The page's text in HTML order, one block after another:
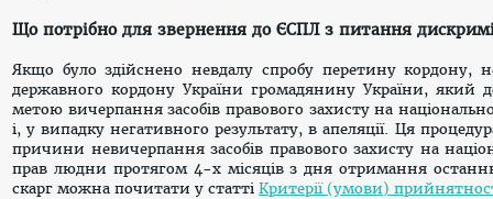
Що потрібно для звернення до ЄСПЛз питання
Якщо було здійснено невдалу спробу перетину кордону,
державного кордону України громадянину України, який
метою вичерпання засобів правового захисту на
і, у випадку негативного результату, в апеляції. Ця
причини невичерпання засобів правового захисту на
прав людни протягом 4-х місяців з дня отримання
скарг можна почитати у статті Критерії (умови)